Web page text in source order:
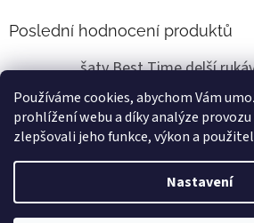
Používáme cookies, abychom Vám
prohlížení webu a díky analýze
zlepšovali jeho funkce, výkon a
Nastavení
Poslední hodnocení produktů
šaty Best Time delší
Hodnocení produktu je 5 z 5
| Renata Vlasáková
Super už jsem zakoupila v m8nul8sti a teď 2x
Vytvořil Shoptet